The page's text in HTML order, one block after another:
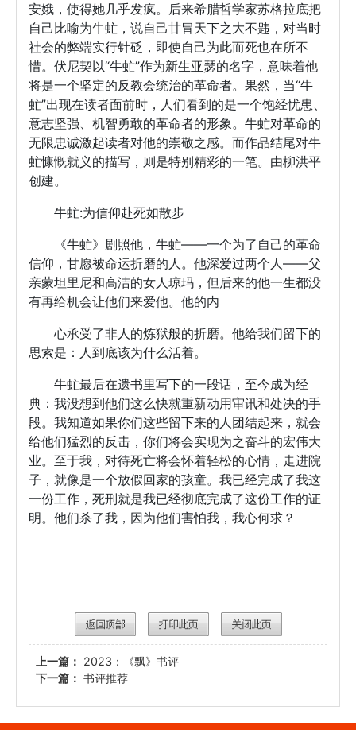
安娥，使得她几乎发疯。后来希腊哲学家苏格拉底把
自己比喻为牛虻，说自己甘冒天下之大不韪，对当时
社会的弊端实行针砭，即使自己为此而死也在所不
惜。伏尼契以“牛虻”作为新生亚瑟的名字，意味着他
将是一个坚定的反教会统治的革命者。果然，当“牛
虻”出现在读者面前时，人们看到的是一个饱经忧患、
意志坚强、机智勇敢的革命者的形象。牛虻对革命的
无限忠诚激起读者对他的崇敬之感。而作品结尾对牛
虻慷慨就义的描写，则是特别精彩的一笔。由柳洪平
创建。
牛虻:为信仰赴死如散步
《牛虻》剧照他，牛虻——一个为了自己的革命
信仰，甘愿被命运折磨的人。他深爱过两个人——父
亲蒙坦里尼和高洁的女人琼玛，但后来的他一生都没
有再给机会让他们来爱他。他的内
心承受了非人的炼狱般的折磨。他给我们留下的
思索是：人到底该为什么活着。
牛虻最后在遗书里写下的一段话，至今成为经
典：我没想到他们这么快就重新动用审讯和处决的手
段。我知道如果你们这些留下来的人团结起来，就会
给他们猛烈的反击，你们将会实现为之奋斗的宏伟大
业。至于我，对待死亡将会怀着轻松的心情，走进院
子，就像是一个放假回家的孩童。我已经完成了我这
一份工作，死刑就是我已经彻底完成了这份工作的证
明。他们杀了我，因为他们害怕我，我心何求？
上一篇： 2023：《飘》书评
下一篇： 书评推荐